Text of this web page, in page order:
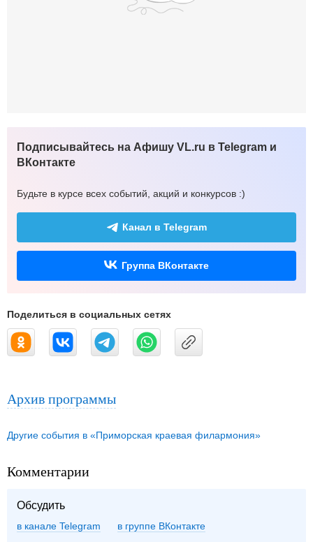
Подписывайтесь на Афишу VL.ru в Telegram и
ВКонтакте
Будьте в курсе всех событий, акций и конкурсов :)
Канал в Telegram
Группа ВКонтакте
Поделиться в социальных сетях
Архив программы
Другие события в «Приморская краевая филармония»
Комментарии
Обсудить
в канале Telegram группе ВКонтакте